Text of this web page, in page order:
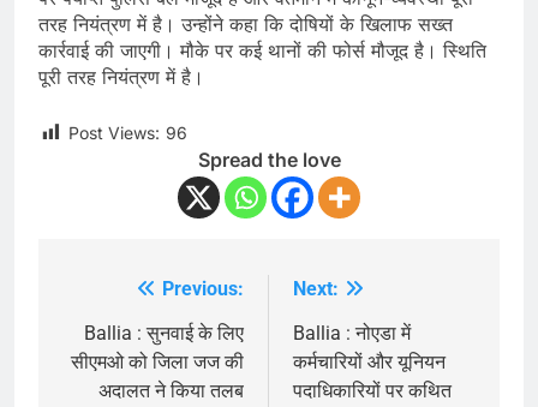
तरह नियंत्रण में है। उन्होंने कहा कि दोषियों के खिलाफ सख्त
कार्रवाई की जाएगी। मौके पर कई थानों की फोर्स मौजूद है। स्थिति
पूरी तरह नियंत्रण में है।
Post Views: 96
Spread the love
navigation
Previous:
Ballia : सुनवाई के लिए
सीएमओ को जिला जज की
अदालत ने किया तलब
Next:
Ballia : नोएडा में
कर्मचारियों और यूनियन
पदाधिकारियों पर कथित